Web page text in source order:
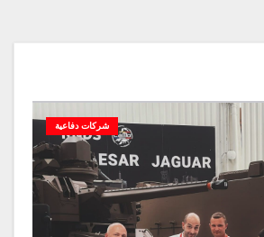
شركات دفاعية